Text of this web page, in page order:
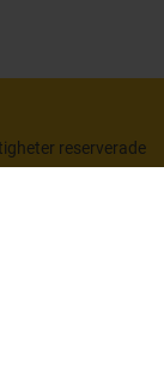
reserverade